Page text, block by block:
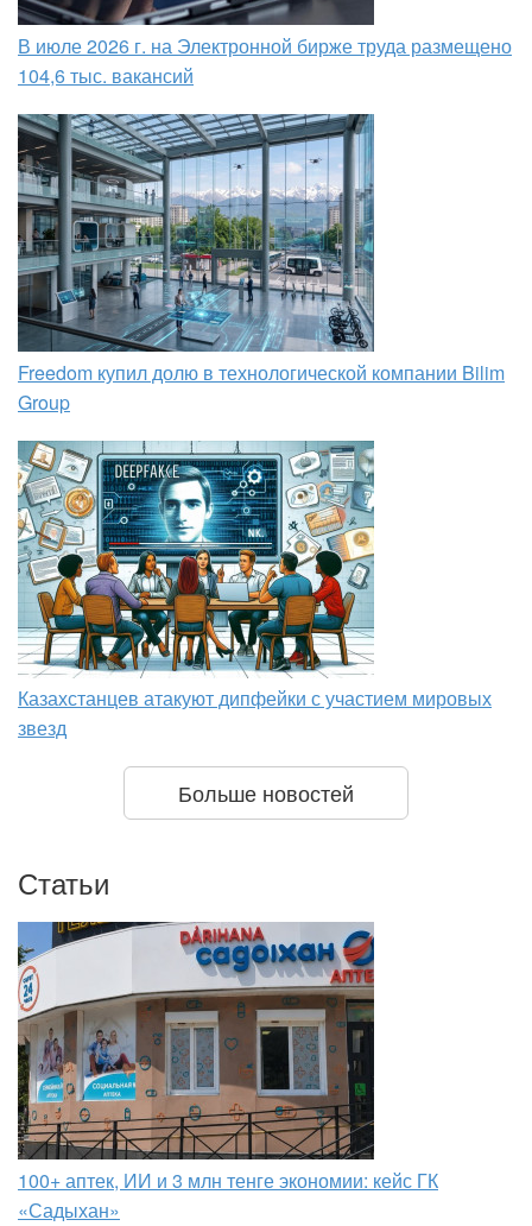
В июле 2026 г. на Электронной бирже труда размещено
104,6 тыс. вакансий
Freedom купил долю в технологической компании Bilim
Group
Казахстанцев атакуют дипфейки с участием мировых
звезд
Больше новостей
Статьи
100+ аптек, ИИ и 3 млн тенге экономии: кейс ГК
«Садыхан»